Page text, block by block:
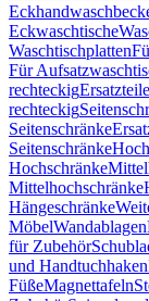
Eckwaschtische
Waschtischplatten
Für
rechteckig
rechteckig
Seitenschränke
Seitenschränke
Hochschränke
Mittelhochschränke
Hängeschränke
MöbelWandablagen
für Zubehör
und Handtuchhaken
FüßeMagnettafeln